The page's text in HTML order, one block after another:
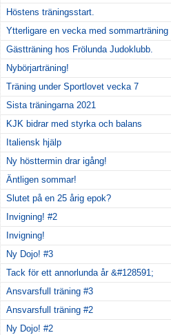
Höstens träningsstart.
Ytterligare en vecka med sommarträning
Gästträning hos Frölunda Judoklubb.
Nybörjarträning!
Träning under Sportlovet vecka 7
Sista träningarna 2021
KJK bidrar med styrka och balans
Italiensk hjälp
Ny hösttermin drar igång!
Äntligen sommar!
Slutet på en 25 årig epok?
Invigning! #2
Invigning!
Ny Dojo! #3
Tack för ett annorlunda år &#128591;
Ansvarsfull träning #3
Ansvarsfull träning #2
Ny Dojo! #2